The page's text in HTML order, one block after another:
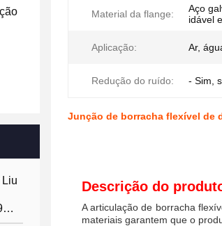
Liu
86-0371-6892-9024
Material da flange:
Aço
idável
Aplicação: Ar,
Redução do ruído: - Sim,
Junção de borracha flexível de
Descrição do
A articulação de borracha
materiais garantem que o